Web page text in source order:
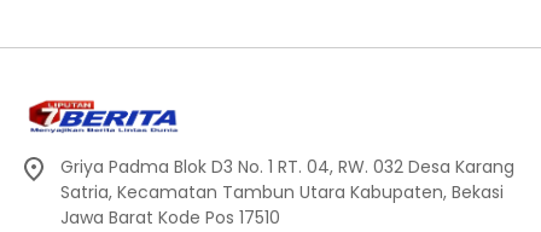
Griya Padma Blok D3 No. 1 RT. 04, RW. 032 Desa Karang
Satria, Kecamatan Tambun Utara Kabupaten, Bekasi
Jawa Barat Kode Pos 17510